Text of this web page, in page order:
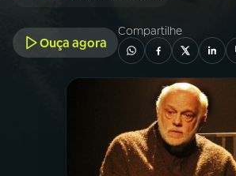
A RÁDIO
PROGRAMAÇÃO
PROGRAMAS
Ouça agora
Compartilhe